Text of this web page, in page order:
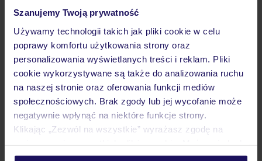
Szanujemy Twoją prywatność
Używamy technologii takich jak pliki cookie w celu
poprawy komfortu użytkowania strony oraz
personalizowania wyświetlanych treści i reklam. Pliki
cookie wykorzystywane są także do analizowania ruchu
na naszej stronie oraz oferowania funkcji mediów
społecznościowych. Brak zgody lub jej wycofanie może
negatywnie wpłynąć na niektóre funkcje strony.
Klikając „Zezwól na wszystkie” wyrażasz zgodę na
personalizować swój wybór wchodząc w zakładkę
Hotel
Pokoje
Wyżywienie